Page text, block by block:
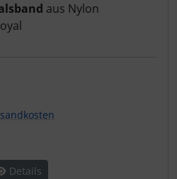
aus Nylon
Details